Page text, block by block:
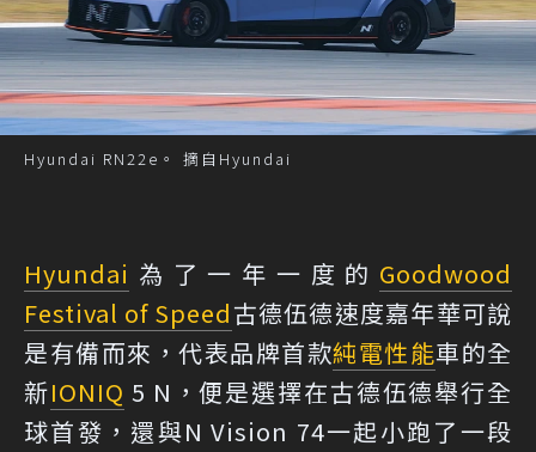
Hyundai RN22e。 摘自Hyundai
Hyundai 為了一年一度的 Goodwood
Festival of Speed古德伍德速度嘉年華可說
是有備而來，代表品牌首款純電性能車的全
新IONIQ 5 N，便是選擇在古德伍德舉行全
球首發，還與N Vision 74一起小跑了一段